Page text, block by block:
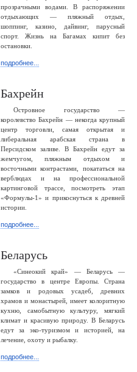
прозрачными водами. В распоряжении
отдыхающих — пляжный отдых,
шоппинг, казино, дайвинг, парусный
спорт. Жизнь на Багамах кипит без
остановки.
подробнее...
Бахрейн
Островное государство —
королевство Бахрейн — некогда крупный
центр торговли, самая открытая и
либеральная арабская страна в
Персидском заливе. В Бахрейн едут за
жемчугом, пляжным отдыхом и
восточными контрастами, покататься на
верблюдах и на профессиональной
картинговой трассе, посмотреть этап
«Формулы-1» и прикоснуться к древней
истории.
подробнее...
Беларусь
«Синеокий край» — Беларусь —
государство в центре Европы. Страна
замков и родовых усадеб, древних
храмов и монастырей, имеет колоритную
кухню, самобытную культуру, мягкий
климат и красивую природу. В Беларусь
едут за эко-туризмом и историей, на
лечение, охоту и рыбалку.
подробнее...